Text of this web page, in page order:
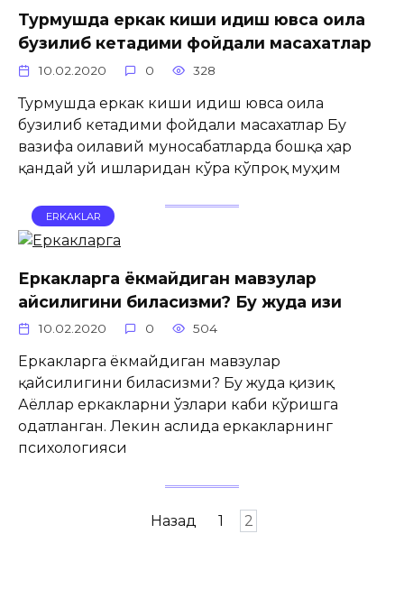
Турмушда еркак киши идиш ювса оила
бузилиб кетадими фойдали масахатлар
10.02.2020 0 328
Турмушда еркак киши идиш ювса оила
бузилиб кетадими фойдали масахатлар Бу
вазифа оилавий муносабатларда бошқа ҳар
қандай уй ишларидан кўра кўпроқ муҳим
ERKAKLAR
Еркакларга ёкмайдиган мавзулар
қайсилигини биласизми? Бу жуда қизиқ
10.02.2020 0 504
Еркакларга ёкмайдиган мавзулар
қайсилигини биласизми? Бу жуда қизиқ
Аёллар еркакларни ўзлари каби кўришга
одатланган. Лекин аслида еркакларнинг
психологияси
Назад 1 2